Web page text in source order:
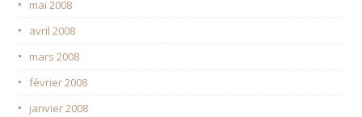
mai 2008
avril 2008
mars 2008
février 2008
janvier 2008